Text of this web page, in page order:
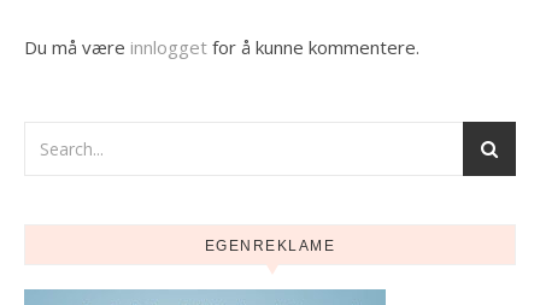
Du må være innlogget for å kunne kommentere.
EGENREKLAME